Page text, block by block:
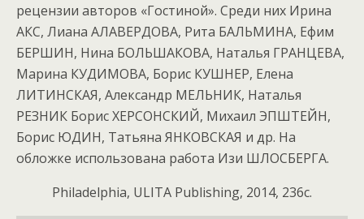
рецензии авторов «Гостиной». Среди них Ирина
АКС, Лиана АЛАВЕРДОВА, Рита БАЛЬМИНА, Ефим
БЕРШИН, Нина БОЛЬШАКОВА, Наталья ГРАНЦЕВА,
Марина КУДИМОВА, Борис КУШНЕР, Елена
ЛИТИНСКАЯ, Александр МЕЛЬНИК, Наталья
РЕЗНИК Борис ХЕРСОНСКИЙ, Михаил ЭПШТЕЙН,
Борис ЮДИН, Татьяна ЯНКОВСКАЯ и др. На
обложке использована работа Изи ШЛОСБЕРГА.
Philadelphia, ULITA Publishing, 2014, 236c.